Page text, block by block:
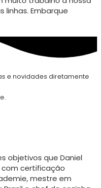
linhas. Embarque
e novidades diretamente
objetivos que Daniel
com certificação
mestre em